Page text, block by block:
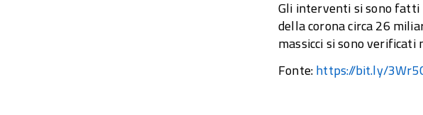
Gli interventi si sono fatti
della corona circa 26
massicci si sono verificati
Fonte:https://bit.ly/